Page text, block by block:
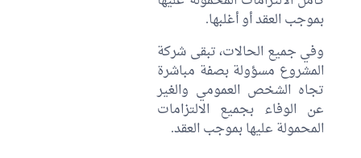
بموجب العقد أو أغلبها.
وفي جميع الحالات، تبقى شركة
المشروع مسؤولة بصفة مباشرة
تجاه الشخص العمومي والغير
عن الوفاء بجميع الالتزامات
المحمولة عليها بموجب العقد.